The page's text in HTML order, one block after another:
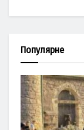
Популярне